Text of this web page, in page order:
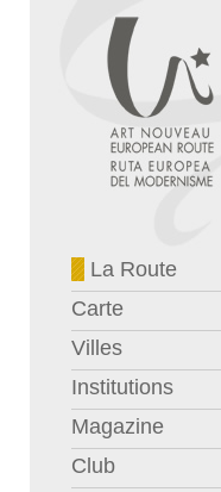
La Route
Carte
Villes
Institutions
Magazine
Club